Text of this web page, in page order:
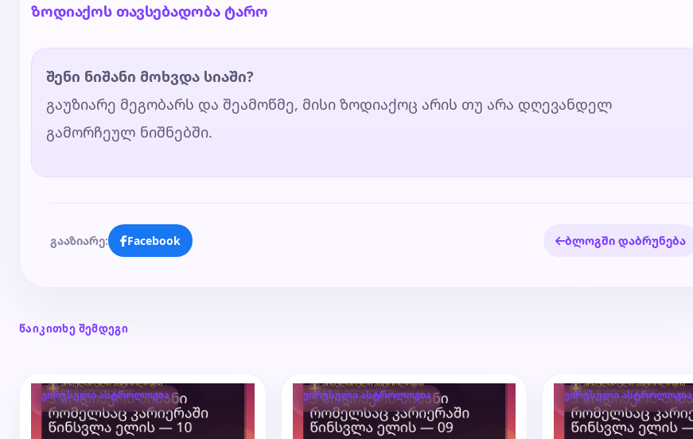
ზოდიაქოს თავსებადობა ტარო
შენი ნიშანი მოხვდა სიაში?
გაუზიარე მეგობარს და შეამოწმე, მისი ზოდიაქოც არის თუ არა დღევანდელ
გამორჩეულ ნიშნებში.
გააზიარე: Facebook ბლოგში დაბრუნება
წაიკითხე შემდეგი
ვირუსული ასტროლოგია ვირუსული ასტროლოგია ვირუსული ასტროლოგია